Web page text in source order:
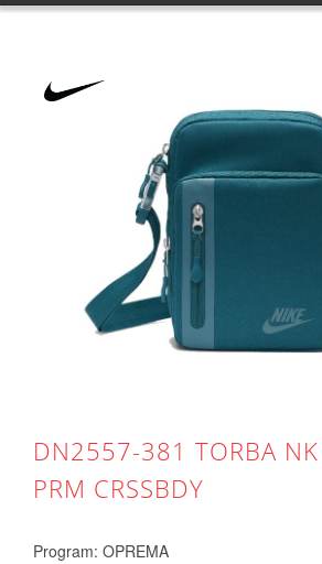
DN2557-381 TORBA
PRM CRSSBDY
Program: OPREMA